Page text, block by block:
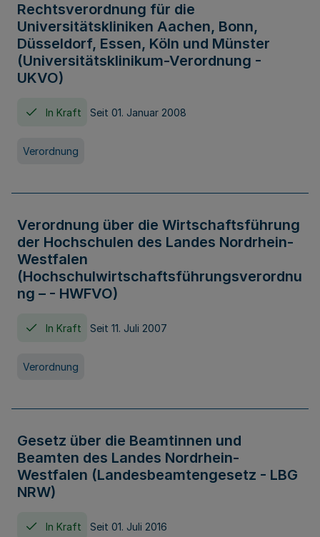
Rechtsverordnung für die
Universitätskliniken Aachen, Bonn,
Düsseldorf, Essen, Köln und Münster
(Universitätsklinikum-Verordnung -
UKVO)
In Kraft Seit 01. Januar 2008
Verordnung
Verordnung über die Wirtschaftsführung
der Hochschulen des Landes Nordrhein-
Westfalen
(Hochschulwirtschaftsführungsverordnu
ng – - HWFVO)
In Kraft Seit 11. Juli 2007
Verordnung
Gesetz über die Beamtinnen und
Beamten des Landes Nordrhein-
Westfalen (Landesbeamtengesetz - LBG
NRW)
In Kraft Seit 01. Juli 2016